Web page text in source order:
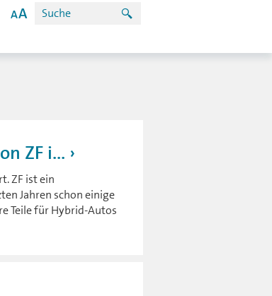
ZF i...
ZF ist ein
Jahren schon einige
Teile für Hybrid-Autos